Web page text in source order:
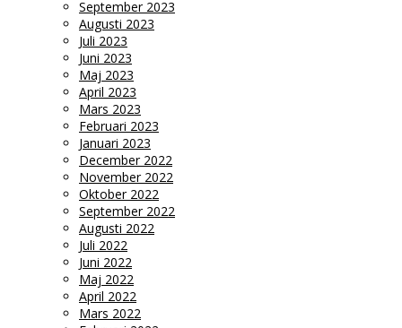
September 2023
Augusti 2023
Juli 2023
Juni 2023
Maj 2023
April 2023
Mars 2023
Februari 2023
Januari 2023
December 2022
November 2022
Oktober 2022
September 2022
Augusti 2022
Juli 2022
Juni 2022
Maj 2022
April 2022
Mars 2022